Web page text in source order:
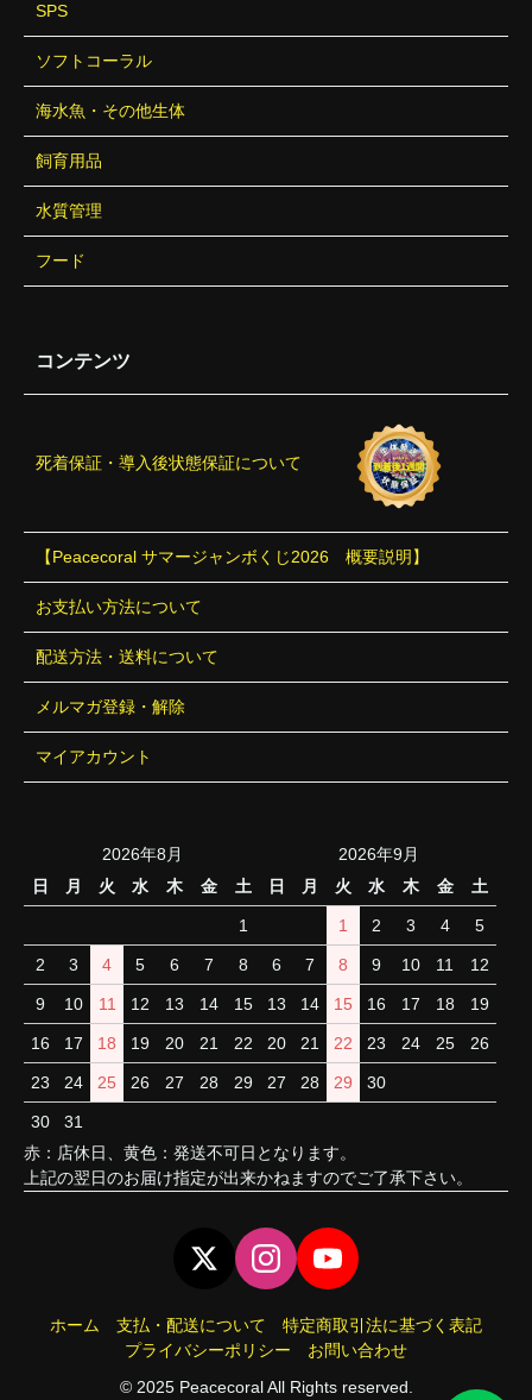
SPS
ソフトコーラル
海水魚・その他生体
飼育用品
水質管理
フード
コンテンツ
死着保証・導入後状態保証について
【Peacecoral サマージャンボくじ2026 概要説明】
お支払い方法について
配送方法・送料について
メルマガ登録・解除
マイアカウント
2026年8月
日
月 火 水 木 金 土
1
2 3 4 5 6 7 8
9 10 11 12 13 14 15
16 17 18 19 20 21 22
23 24 25 26 27 28 29
30 31
2026年9月
日
月 火 水 木 金 土
1 2 3 4 5
6 7 8 9 10 11 12
13 14 15 16 17 18 19
20 21 22 23 24 25 26
27 28 29 30
赤：店休日、黄色：発送不可日となります。
上記の翌日のお届け指定が出来かねますのでご了承下さい。
ホーム 支払・配送について
特定商取引法に基づく表記
プライバシーポリシー
お問い合わせ
© 2025 Peacecoral All Rights reserved.